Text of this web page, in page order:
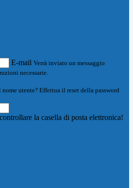
E-mail Verrà inviato un messaggio
necessarie.
utente? Effettua il reset della password
la casella di posta elettronica!